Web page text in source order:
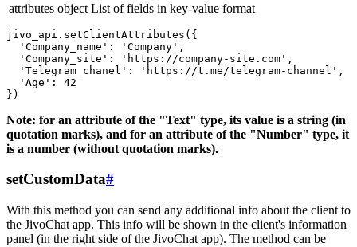
attributes object List of fields in key-value format
jivo_api.setClientAttributes({
  'Company_name': 'Company',
  'Company_site': 'https://company-site.com',
  'Telegram_chanel': 'https://t.me/telegram-channel',
  'Age': 42
Note: for an attribute of the "Text" type, its value is a string (in
quotation marks), and for an attribute of the "Number" type, it
is a number (without quotation marks).
setCustomData#
With this method you can send any additional info about the client to
the JivoChat app. This info will be shown in the client's information
panel (in the right side of the JivoChat app). The method can be